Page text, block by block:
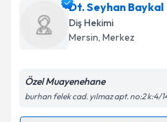
Dt. Mehser Kuruiçin
oluşturun. Size bu
takvim hazırlandığında e-
Dt. Seyhan Baykal
Diş Hekimi
Mersin, Merkez
Özel Muayenehane
burhan felek cad. yılmaz apt. no:2 k:4/